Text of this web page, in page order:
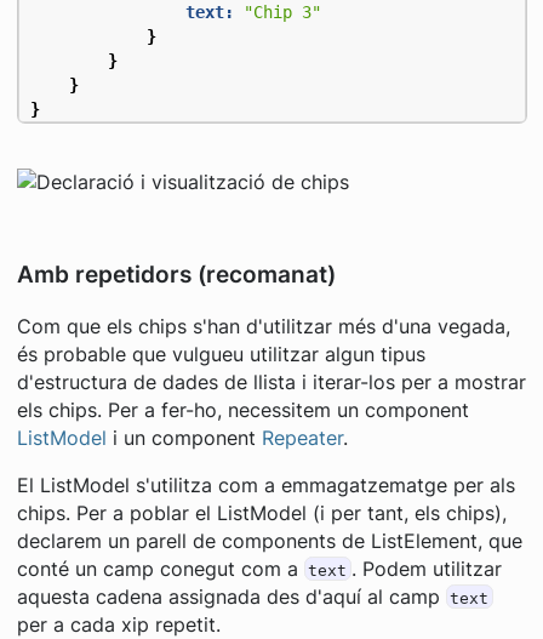
text:
"Chip 3"
}
}
}
}
Amb repetidors (recomanat)
Com que els chips s'han d'utilitzar més d'una vegada,
és probable que vulgueu utilitzar algun tipus
d'estructura de dades de llista i iterar-los per a mostrar
els chips. Per a fer-ho, necessitem un component
ListModel i un component Repeater.
El ListModel s'utilitza com a emmagatzematge per als
chips. Per a poblar el ListModel (i per tant, els chips),
declarem un parell de components de ListElement, que
conté un camp conegut com a
text . Podem utilitzar
aquesta cadena assignada des d'aquí al camp
text
per a cada xip repetit.